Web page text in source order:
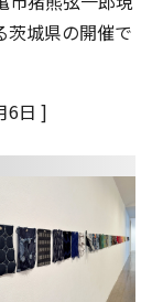
茨城県の開催で
6日 ]